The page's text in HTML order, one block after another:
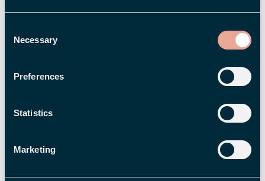
Selection
Necessary
Preferences
Statistics
Marketing
Du ställer mestadels ja-/nej-
frågor
Slutna frågor som ”trivs du på jobbet?”, ”är du
nöjd med dina samarbeten?” eller ”har det gått
bra med projekt X?” genererar ja- och nej-svar.
De ger med andra ord inget utrymme för din
samtalspartner att ge några djuplodande svar –
de ger inte heller något vidare underlag för dig